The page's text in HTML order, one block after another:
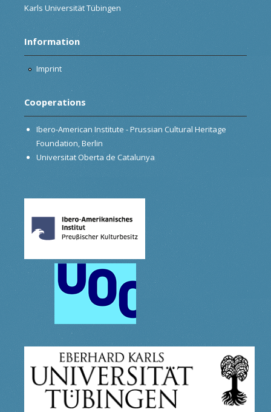
Karls Universität Tübingen
Information
Imprint
Cooperations
Ibero-American Institute - Prussian Cultural Heritage
Foundation, Berlin
Universitat Oberta de Catalunya